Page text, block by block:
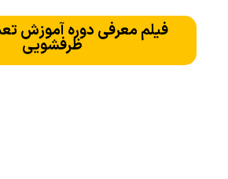
فیلم معرفی دوره آموزش
ظرفشویی